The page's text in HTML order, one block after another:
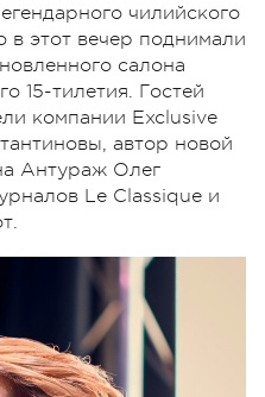
чилийского
в этот вечер поднимали
салона
15-тилетия. Гостей
компании Exclusive
автор новой
Антураж Олег
Le Classique и